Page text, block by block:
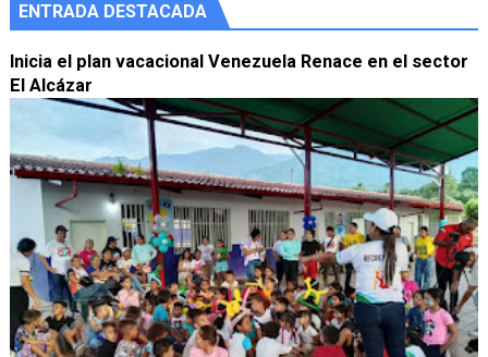
ENTRADA DESTACADA
Inicia el plan vacacional Venezuela Renace en el sector
El Alcázar